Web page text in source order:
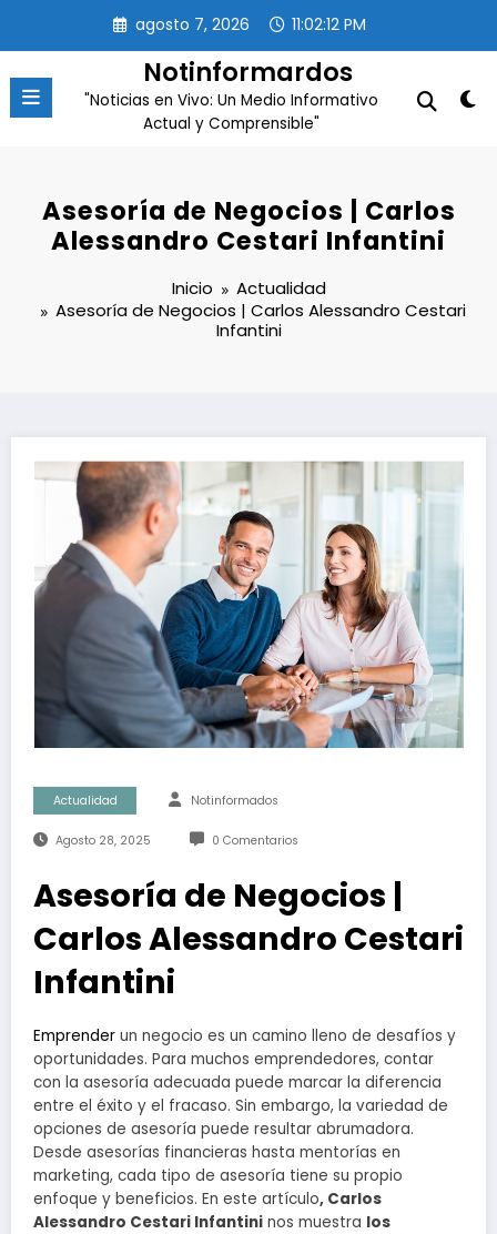
contenido
agosto 7, 2026 11:02:13 PM
Notinformardos
"Noticias en Vivo: Un Medio Informativo
Actual y Comprensible"
Asesoría de Negocios | Carlos
Alessandro Cestari Infantini
Inicio
Actualidad
Asesoría de Negocios | Carlos Alessandro Cestari
Infantini
Actualidad Notinformados
Agosto 28, 2025 0 Comentarios
Asesoría de Negocios |
Carlos Alessandro Cestari
Infantini
Emprender un negocio es un camino lleno de desafíos y
oportunidades. Para muchos emprendedores, contar
con la asesoría adecuada puede marcar la diferencia
entre el éxito y el fracaso. Sin embargo, la variedad de
opciones de asesoría puede resultar abrumadora.
Desde asesorías financieras hasta mentorías en
marketing, cada tipo de asesoría tiene su propio
enfoque y beneficios. En este artículo, Carlos
Alessandro Cestari Infantini nos muestra los